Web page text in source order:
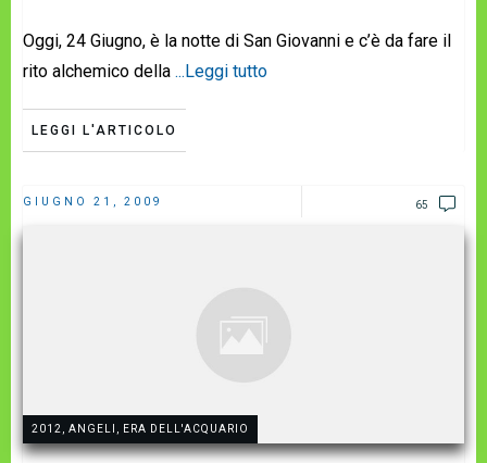
Oggi, 24 Giugno, è la notte di San Giovanni e c’è da fare il
rito alchemico della ...Leggi tutto
LEGGI L'ARTICOLO
GIUGNO 21, 2009 65
2012 ANGELI ERA DELL'ACQUARIO